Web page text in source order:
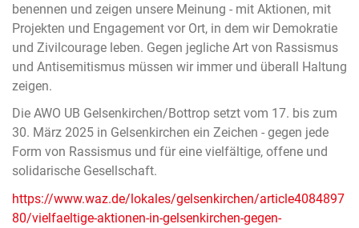
benennen und zeigen unsere Meinung - mit Aktionen, mit
Projekten und Engagement vor Ort, in dem wir Demokratie
und Zivilcourage leben. Gegen jegliche Art von Rassismus
und Antisemitismus müssen wir immer und überall Haltung
zeigen.
Die AWO UB Gelsenkirchen/Bottrop setzt vom 17. bis zum
30. März 2025 in Gelsenkirchen ein Zeichen - gegen jede
Form von Rassismus und für eine vielfältige, offene und
solidarische Gesellschaft.
https://www.waz.de/lokales/gelsenkirchen/article4084897
80/vielfaeltige-aktionen-in-gelsenkirchen-gegen-